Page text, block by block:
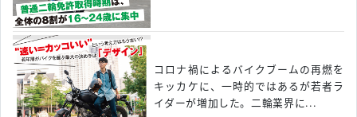
コロナ禍によるバイクブームの再燃を
キッカケに、一時的ではあるが若者ラ
イダーが増加した。二輪業界に...